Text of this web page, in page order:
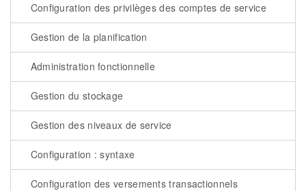
Configuration des privilèges des comptes de service
Gestion de la planification
Administration fonctionnelle
Gestion du stockage
Gestion des niveaux de service
Configuration : syntaxe
Configuration des versements transactionnels